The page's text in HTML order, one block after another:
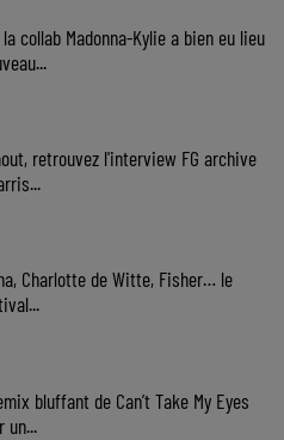
collab Madonna-Kylie a bien eu lieu
retrouvez l'interview FG archive
Charlotte de Witte, Fisher… le
bluffant de Can’t Take My Eyes
un...